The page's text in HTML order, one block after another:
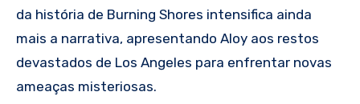
da história de Burning Shores intensifica ainda
mais a narrativa, apresentando Aloy aos restos
devastados de Los Angeles para enfrentar novas
ameaças misteriosas.